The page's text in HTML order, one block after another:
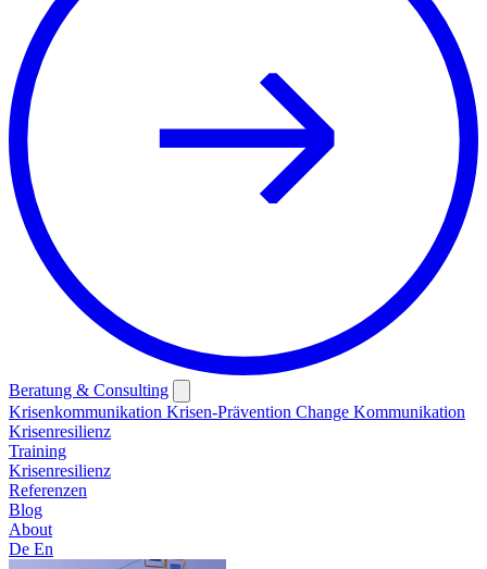
Beratung & Consulting
Krisenkommunikation Krisen-Prävention Change Kommunikation
Krisenresilienz
Training
Krisenresilienz
Referenzen
Blog
About
De En